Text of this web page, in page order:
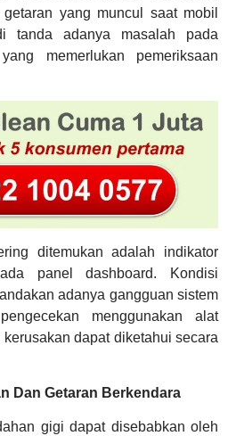
yang muncul saat mobil
tanda adanya masalah pada
memerlukan pemeriksaan
ditemukan adalah indikator
panel dashboard. Kondisi
adanya gangguan sistem
menggunakan alat
dapat diketahui secara
Dan Getaran Berkendara
gigi dapat disebabkan oleh